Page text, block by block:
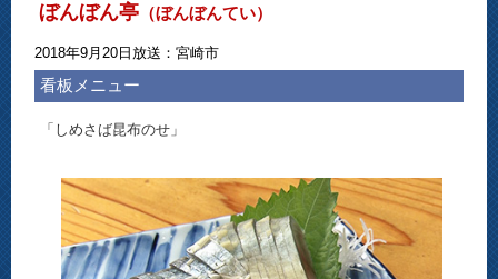
ぼんぼん亭 （ぼんぼんてい）
2018年9月20日放送：宮崎市
看板メニュー
「しめさば昆布のせ」